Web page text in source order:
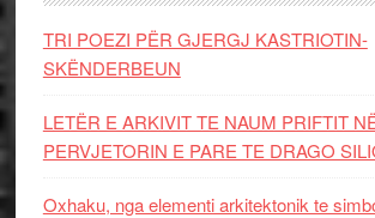
TRI POEZI PËR GJERGJ KASTRIOTIN-
SKËNDERBEUN
LETËR E ARKIVIT TE NAUM PRIFTIT
PERVJETORIN E PARE TE DRAGO
Oxhaku, nga elementi arkitektonik te